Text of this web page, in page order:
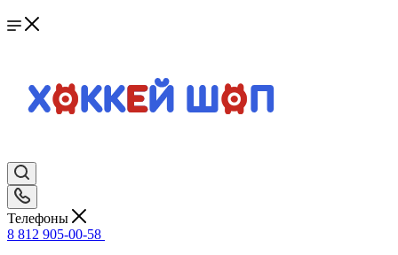
Телефоны
8 812 905-00-58